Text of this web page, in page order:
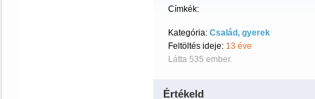
Címkék:
Kategória: Család, gyerek
Feltöltés ideje: 13 éve
Látta 535 ember.
Értékeld